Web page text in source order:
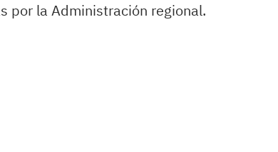
por la Administración regional.